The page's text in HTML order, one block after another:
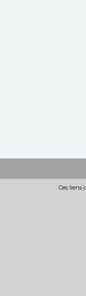
Ces liens